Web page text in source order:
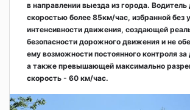
в направлении выезда из города. Водитель
скоростью более 85км/час, избранной без
интенсивности движения, создающей
безопасности дорожного движения и не
ему возможности постоянного контроля
а также превышающей максимально
скорость - 60 км/час.